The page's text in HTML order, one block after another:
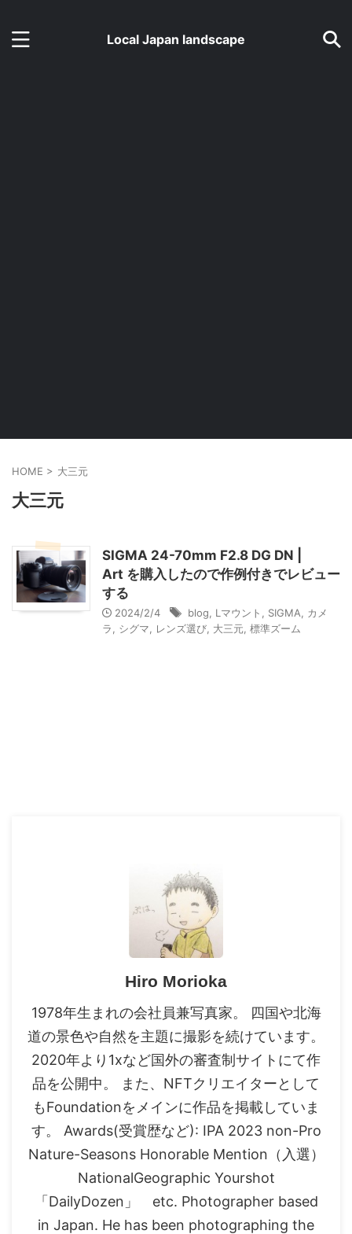
Local Japan landscape
HOME > 大三元
大三元
SIGMA 24-70mm F2.8 DG DN |
Art を購入したので作例付きでレビュー
する
2024/2/4 blog Lマウント SIGMA
カメ
ラ
シグマ レンズ選び 大三元 標準ズーム
Hiro Morioka
1978年生まれの会社員兼写真家。 四国や北海
道の景色や自然を主題に撮影を続けています。
2020年より1xなど国外の審査制サイトにて作
品を公開中。 また、NFTクリエイターとして
もFoundationをメインに作品を掲載していま
す。 Awards(受賞歴など): IPA 2023 non-Pro
Nature-Seasons Honorable Mention（入選）
NationalGeographic Yourshot
「DailyDozen」 etc. Photographer based
in Japan. He has been photographing the